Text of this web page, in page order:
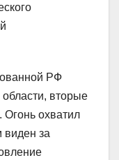
РФ
области, вторые
Огонь охватил
виден за